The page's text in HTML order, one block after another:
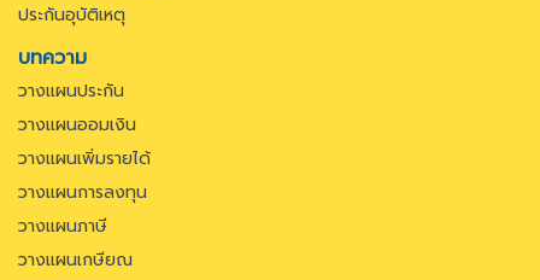
ประกันอุบัติเหตุ
บทความ
วางแผนประกัน
วางแผนออมเงิน
วางแผนเพิ่มรายได้
วางแผนการลงทุน
วางแผนภาษี
วางแผนเกษียณ